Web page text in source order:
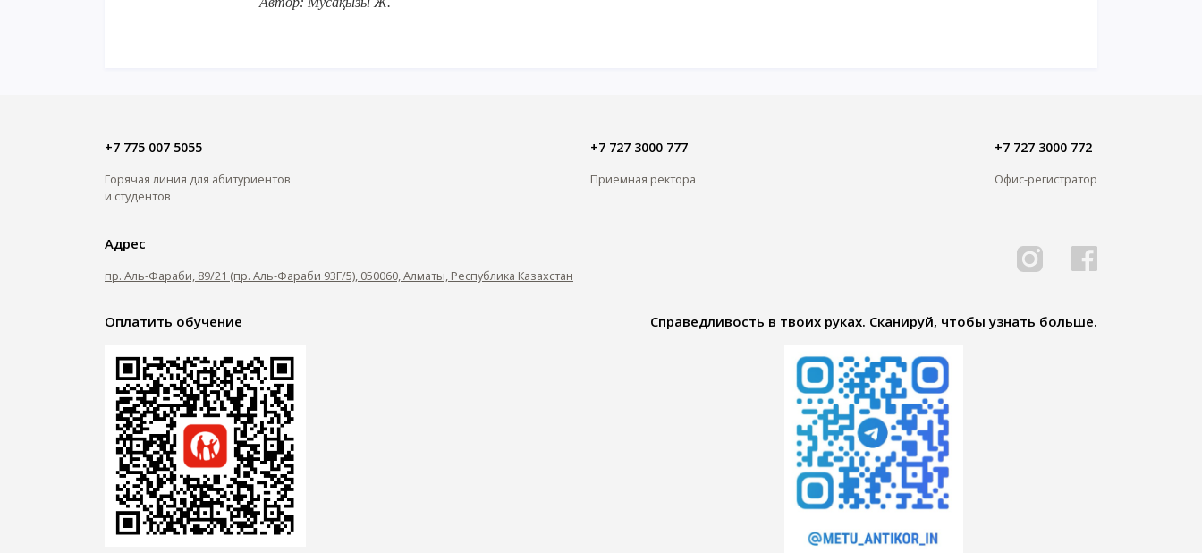
+7 775 007 5055
Горячая линия для абитуриентов
и студентов
+7 727 3000 777
Приемная ректора
+7 727 3000 772
Офис-регистратор
Адрес
пр. Аль-Фараби, 89/21 (пр. Аль-Фараби 93Г/5), 050060, Алматы, Республика Казахстан
Оплатить обучение Справедливость в твоих руках. Сканируй, чтобы узнать больше.